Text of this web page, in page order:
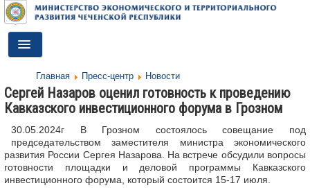
Toggle
Navigation
ДЕЯТЕЛЬНОСТЬ
О МИНИСТЕРСТВЕ
ДОКУМЕНТЫ
Главная Пресс-центр Новости
Сергей Назаров оценил готовность к проведению
Кавказского инвестиционного форума в Грозном
30.05.2024г В Грозном состоялось совещание под
председательством заместителя министра экономического
развития России Сергея Назарова. На встрече обсудили вопросы
готовности площадки и деловой программы Кавказского
инвестиционного форума, который состоится 15-17 июля.